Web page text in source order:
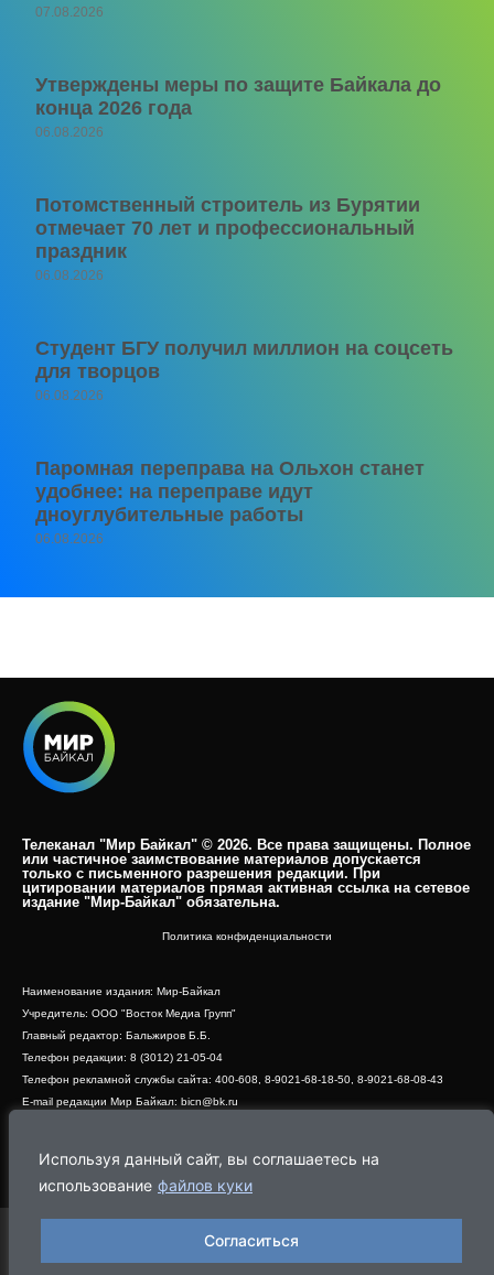
Используя данный сайт, вы соглашаетесь на
использование файлов куки
Согласиться
07.08.2026
Утверждены меры по защите Байкала до
конца 2026 года
06.08.2026
Потомственный строитель из Бурятии
отмечает 70 лет и профессиональный
праздник
06.08.2026
Студент БГУ получил миллион на соцсеть
для творцов
06.08.2026
Паромная переправа на Ольхон станет
удобнее: на переправе идут
дноуглубительные работы
06.08.2026
Телеканал "Мир Байкал" © 2026. Все права защищены. Полное
или частичное заимствование материалов допускается
только с письменного разрешения редакции. При
цитировании материалов прямая активная ссылка на сетевое
издание "Мир-Байкал" обязательна.​
Политика конфиденциальности
Наименование издания: Мир-Байкал
Учредитель: ООО "Восток Медиа Групп"
Главный редактор: Бальжиров Б.Б.
Телефон редакции: 8 (3012) 21-05-04
Телефон рекламной службы сайта: 400-608, 8-9021-68-18-50, 8-9021-68-08-43
E-mail редакции Мир Байкал: bicn@bk.ru
Адрес редакции: 670000, г. Улан-Удэ, ул. Профсоюзная, дом 44, офис 1